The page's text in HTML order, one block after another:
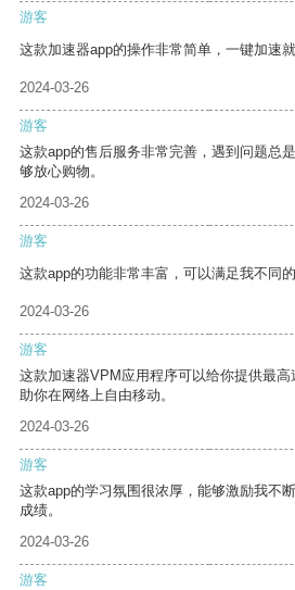
游客
这款加速器app的操作非常简单，一键加速
2024-03-26
游客
这款app的售后服务非常完善，遇到问题总
够放心购物。
2024-03-26
游客
这款app的功能非常丰富，可以满足我不同的
2024-03-26
游客
这款加速器VPM应用程序可以给你提供最
助你在网络上自由移动。
2024-03-26
游客
这款app的学习氛围很浓厚，能够激励我不
成绩。
2024-03-26
游客